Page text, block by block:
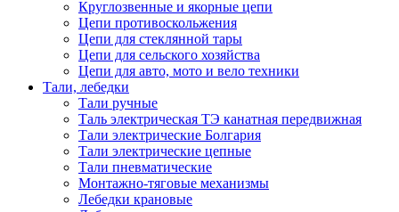
Круглозвенные и якорные цепи
Цепи противоскольжения
Цепи для стеклянной тары
Цепи для сельского хозяйства
Цепи для авто, мото и вело техники
Тали, лебедки
Тали ручные
Таль электрическая ТЭ канатная передвижная
Тали электрические Болгария
Тали электрические цепные
Тали пневматические
Монтажно-тяговые механизмы
Лебедки крановые